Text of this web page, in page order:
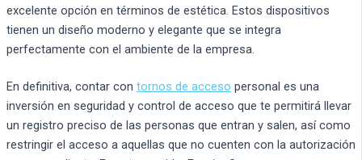
excelente opción en términos de estética. Estos dispositivos
tienen un diseño moderno y elegante que se integra
perfectamente con el ambiente de la empresa.
En definitiva, contar con tornos de acceso personal es una
inversión en seguridad y control de acceso que te permitirá llevar
un registro preciso de las personas que entran y salen, así como
restringir el acceso a aquellas que no cuenten con la autorización